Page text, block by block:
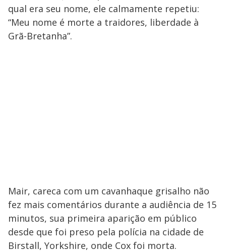
qual era seu nome, ele calmamente repetiu:
“Meu nome é morte a traidores, liberdade à
Grã-Bretanha”.
Mair, careca com um cavanhaque grisalho não
fez mais comentários durante a audiência de 15
minutos, sua primeira aparição em público
desde que foi preso pela polícia na cidade de
Birstall, Yorkshire, onde Cox foi morta.